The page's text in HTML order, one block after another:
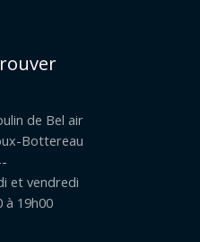
de Bel air
Bottereau
et vendredi
à 19h00